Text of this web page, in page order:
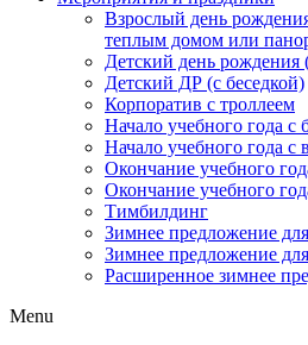
Взрослый день
теплым домом или
Детский день рождения
Детский ДР (с беседкой)
Корпоратив с троллеем
Начало учебного года с
Начало учебного года с
Окончание учебного
Окончание учебного
Тимбилдинг
Зимнее предложение
Зимнее предложение
Расширенное зимнее
Menu